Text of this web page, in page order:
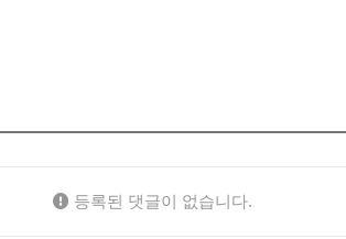
등록된 댓글이 없습니다.